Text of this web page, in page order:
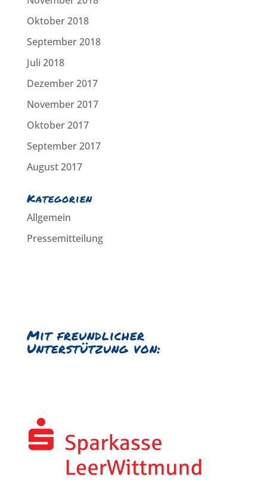
Oktober 2018
September 2018
Juli 2018
Dezember 2017
November 2017
Oktober 2017
September 2017
August 2017
Kategorien
Allgemein
Pressemitteilung
Mit freundlicher
Unterstützung von: